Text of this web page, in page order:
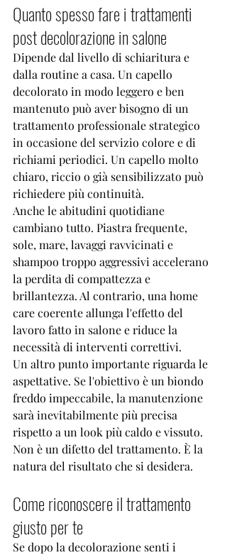
Quanto spesso fare i trattamenti
post decolorazione in salone
Dipende dal livello di schiaritura e
dalla routine a casa. Un capello
decolorato in modo leggero e ben
mantenuto può aver bisogno di un
trattamento professionale strategico
in occasione del servizio colore e di
richiami periodici. Un capello molto
chiaro, riccio o già sensibilizzato può
richiedere più continuità.
Anche le abitudini quotidiane
cambiano tutto. Piastra frequente,
sole, mare, lavaggi ravvicinati e
shampoo troppo aggressivi accelerano
la perdita di compattezza e
brillantezza. Al contrario, una home
care coerente allunga l'effetto del
lavoro fatto in salone e riduce la
necessità di interventi correttivi.
Un altro punto importante riguarda le
aspettative. Se l'obiettivo è un biondo
freddo impeccabile, la manutenzione
sarà inevitabilmente più precisa
rispetto a un look più caldo e vissuto.
Non è un difetto del trattamento. È la
natura del risultato che si desidera.
Come riconoscere il trattamento
giusto per te
Se dopo la decolorazione senti i